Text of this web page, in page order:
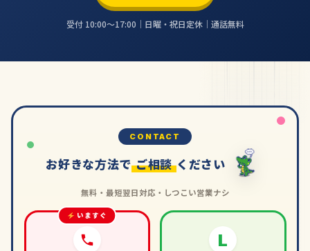
受付 10:00〜17:00｜日曜・祝日定休｜通話無料
CONTACT
お好きな方法で ご相談 ください
無料・最短翌日対応・しつこい営業ナシ
いますぐ
L